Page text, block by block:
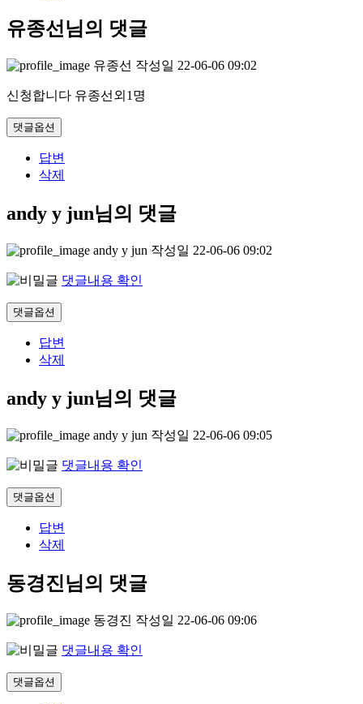
유종선님의 댓글
유종선 작성일 22-06-06 09:02
신청합니다 유종선외1명
댓글옵션
답변
삭제
andy y jun님의 댓글
andy y jun 작성일 22-06-06 09:02
댓글내용 확인
댓글옵션
답변
삭제
andy y jun님의 댓글
andy y jun 작성일 22-06-06 09:05
댓글내용 확인
댓글옵션
답변
삭제
동경진님의 댓글
동경진 작성일 22-06-06 09:06
댓글내용 확인
댓글옵션